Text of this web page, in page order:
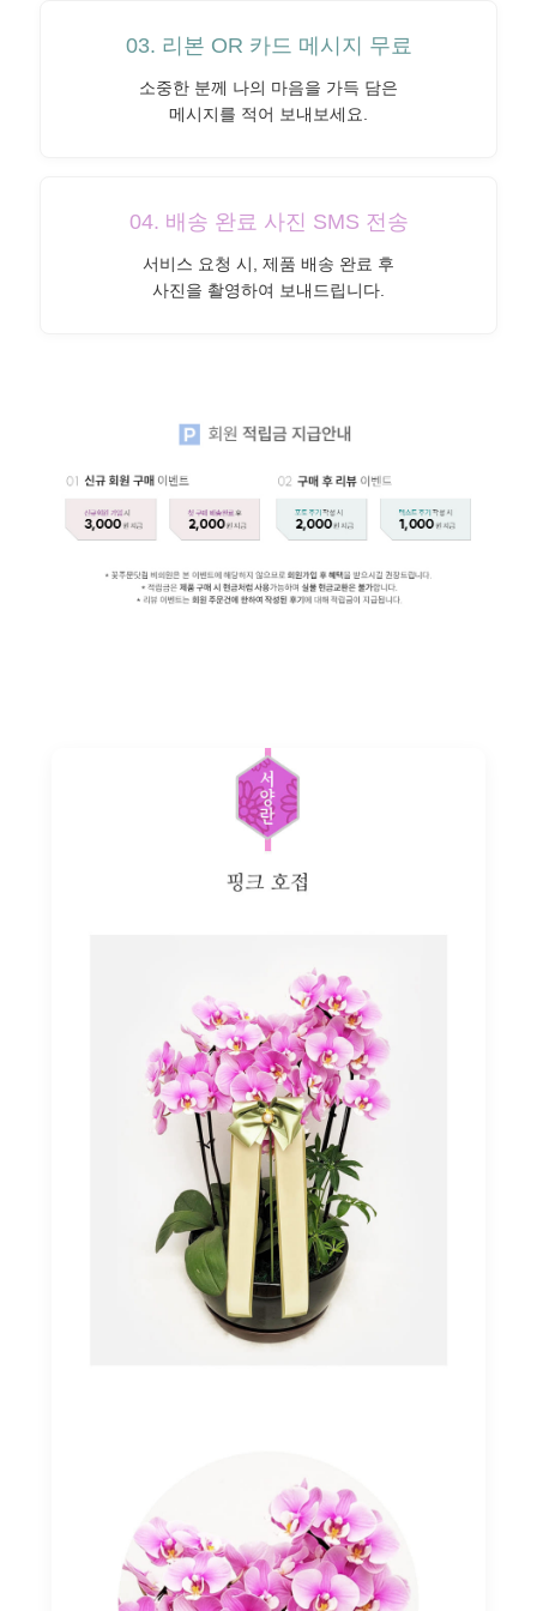
03. 리본 OR 카드 메시지 무료
소중한 분께 나의 마음을 가득 담은
메시지를 적어 보내보세요.
04. 배송 완료 사진 SMS 전송
서비스 요청 시, 제품 배송 완료 후
사진을 촬영하여 보내드립니다.